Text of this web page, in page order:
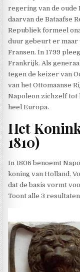
regering van de oude
daarvan de Bataafse
Republiek formeel
duur gebeurt er maar
Fransen. In 1799
Frankrijk. Als
tegen de keizer van
van het Ottomaanse
Napoleon zichzelf tot
heel Europa.
Het
1810)
In 1806 benoemt
koning van Holland.
dat de basis vormt
Toont alle 3 resultaten